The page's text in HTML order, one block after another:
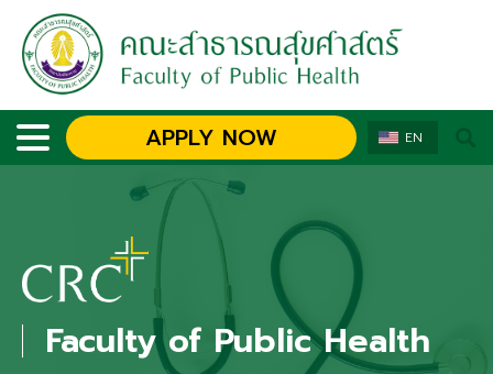
APPLY NOW EN
Faculty of Public Health